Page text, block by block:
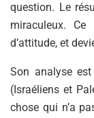
question. Le
miraculeux.
d’attitude, et
Son analyse
(Israéliens et
chose qui n’a